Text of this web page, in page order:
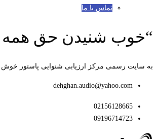
تماس با ما
“خوب شنیدن حق
به سایت رسمی مرکز ارزیابی شنوایی پاستور خوش
dehghan.audio@yahoo.com
02156128665
09196714723